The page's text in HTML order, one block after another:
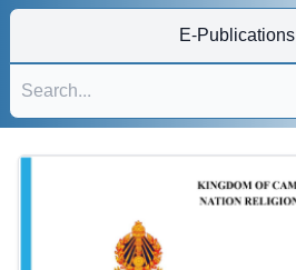
E-Publications